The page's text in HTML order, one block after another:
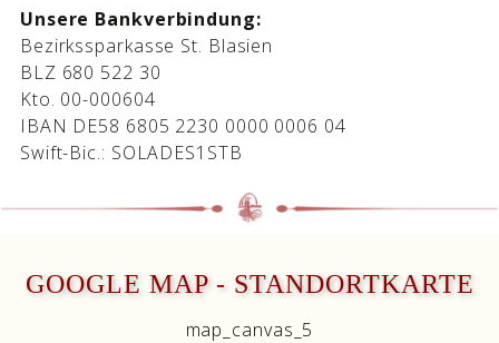
Unsere Bankverbindung:
Bezirkssparkasse St. Blasien
BLZ 680 522 30
Kto. 00-000604
IBAN DE58 6805 2230 0000 0006 04
Swift-Bic.: SOLADES1STB
GOOGLE MAP - STANDORTKARTE
map_canvas_5